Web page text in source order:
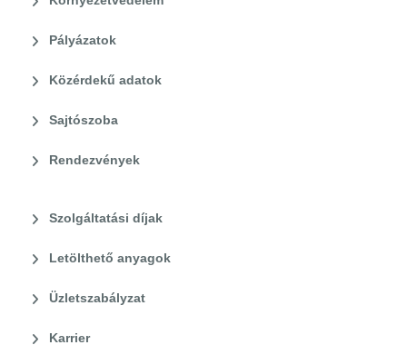
Pályázatok
Közérdekű adatok
Sajtószoba
Rendezvények
Szolgáltatási díjak
Letölthető anyagok
Üzletszabályzat
Karrier